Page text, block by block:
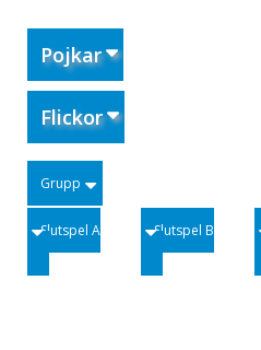
Pojkar
Flickor
Grupp
Slutspel A Slutspel B